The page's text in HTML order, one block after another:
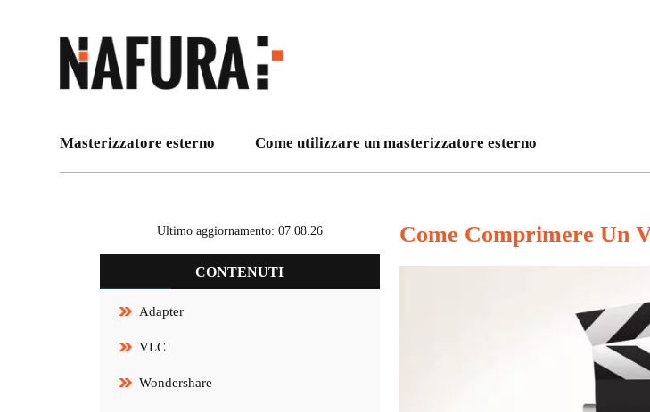
Masterizzatore esterno Come utilizzare un masterizzatore esterno
Ultimo aggiornamento: 07.08.26
CONTENUTI
Adapter
VLC
Wondershare
Come Comprimere Un